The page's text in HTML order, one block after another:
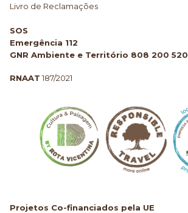
Livro de Reclamações
SOS
Emergência 112
GNR Ambiente e Território 808 200 520
RNAAT 187/2021
Projetos Co-financiados pela UE